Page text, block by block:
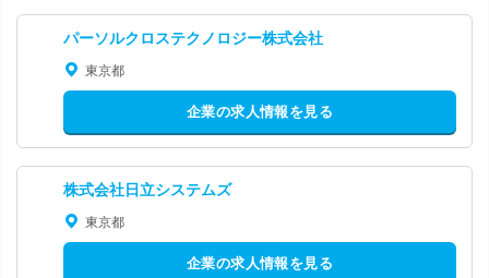
パーソルクロステクノロジー株式会社
東京都
企業の求人情報を見る
株式会社日立システムズ
東京都
企業の求人情報を見る